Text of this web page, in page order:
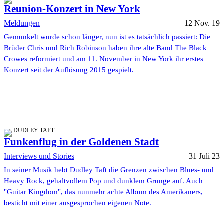
Reunion-Konzert in New York
Meldungen 12 Nov. 19
Gemunkelt wurde schon länger, nun ist es tatsächlich passiert: Die
Brüder Chris und Rich Robinson haben ihre alte Band The Black
Crowes reformiert und am 11. November in New York ihr erstes
Konzert seit der Auflösung 2015 gespielt.
DUDLEY TAFT
Funkenflug in der Goldenen Stadt
Interviews und Stories 31 Juli 23
In seiner Musik hebt Dudley Taft die Grenzen zwischen Blues- und
Heavy Rock, gehaltvollem Pop und dunklem Grunge auf. Auch
"Guitar Kingdom", das nunmehr achte Album des Amerikaners,
besticht mit einer ausgesprochen eigenen Note.